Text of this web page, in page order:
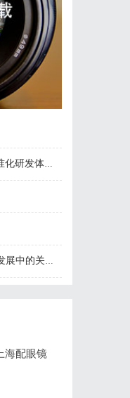
体系全解析
其管理策略解析
海配眼镜